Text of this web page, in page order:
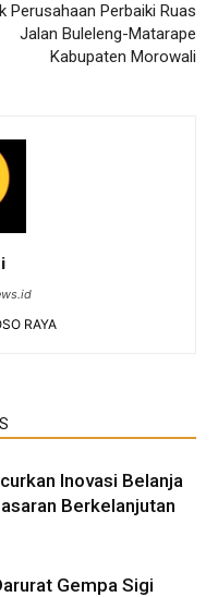
Perusahaan Perbaiki Ruas
Jalan Buleleng-Matarape
Kabupaten Morowali
RAYA
Inovasi Belanja
Berkelanjutan
Gempa Sigi